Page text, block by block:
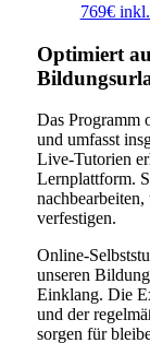
769€
Optimiert
Das Programm
und umfasst
Live-Tutorien
Lernplattform.
verfestigen.
Online-
unseren
Einklang. Die
und der
sorgen für